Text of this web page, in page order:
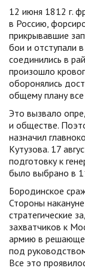
12 июня 1812 г.
в Россию,
прикрывавшие
бои и отступали
соединились в
произошло
оборонялись
общему плану
Это вызвало
и обществе.
назначил
Кутузова. 17
подготовку к
было выбрано в
Бородинское
Стороны
стратегические
захватчиков к
армию в
под
Все это